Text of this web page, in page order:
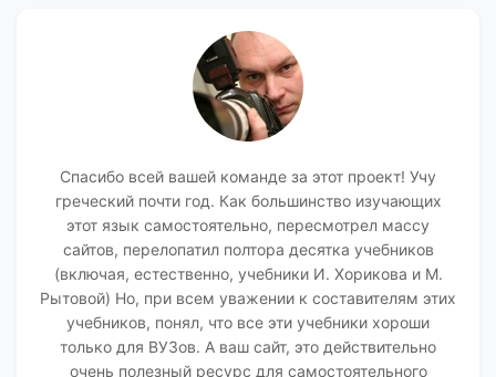
Спасибо всей вашей команде за этот проект! Учу
греческий почти год. Как большинство изучающих
этот язык самостоятельно, пересмотрел массу
сайтов, перелопатил полтора десятка учебников
(включая, естественно, учебники И. Хорикова и М.
Рытовой) Но, при всем уважении к составителям этих
учебников, понял, что все эти учебники хороши
только для ВУЗов. А ваш сайт, это действительно
очень полезный ресурс для самостоятельного